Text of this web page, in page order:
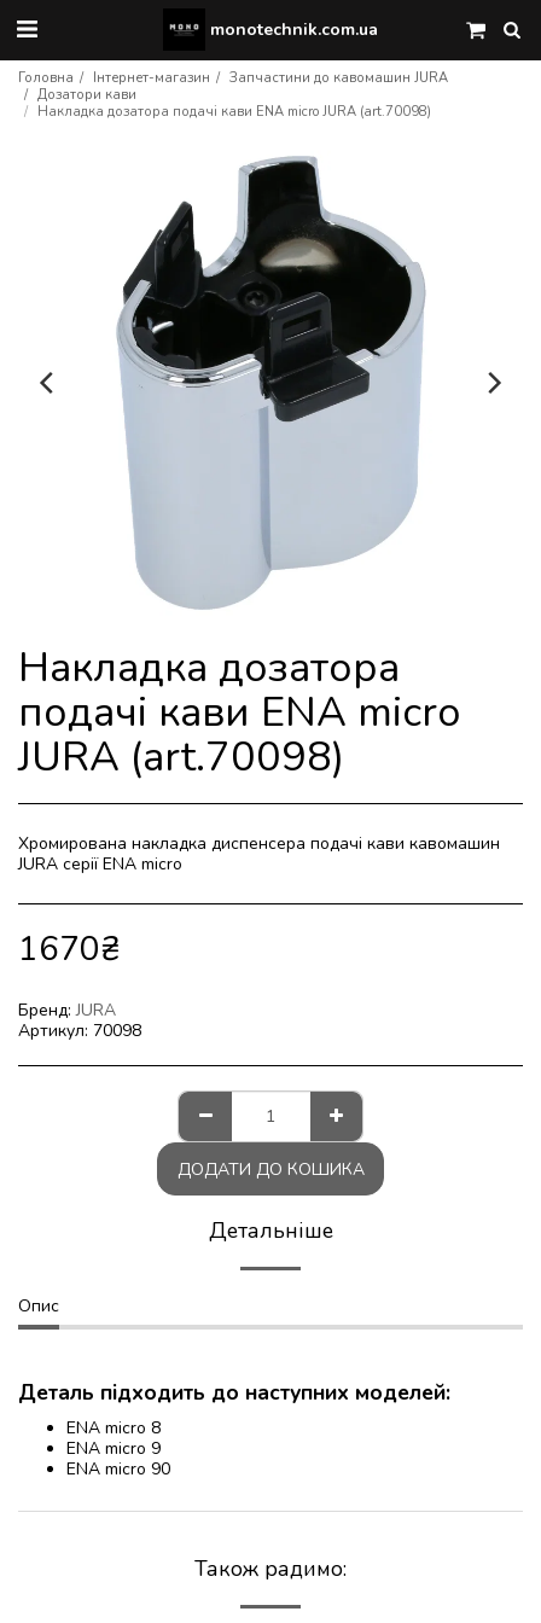
monotechnik.com.ua
Головна Інтернет-магазин
Запчастини до кавомашин JURA
Дозатори кави
Накладка дозатора подачі кави ENA micro JURA (art.70098)
Накладка дозатора
подачі кави ENA micro
JURA (art.70098)
Хромирована накладка диспенсера подачі кави кавомашин
JURA серії ENA micro
1670₴
Бренд: JURA
Артикул: 70098
ДОДАТИ ДО КОШИКА
Детальніше
Опис
Деталь підходить до наступних моделей:
ENA micro 8
ENA micro 9
ENA micro 90
Також радимо: